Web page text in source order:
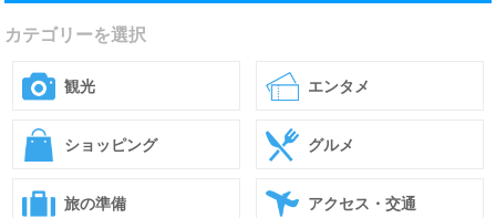
カテゴリーを選択
観光 エンタメ
ショッピング グルメ
旅の準備 アクセス・交通